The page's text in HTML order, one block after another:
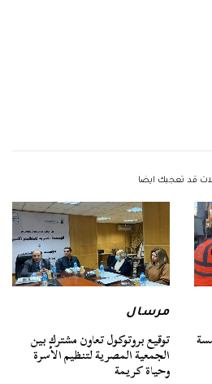
قد تعجبك ايضا
مرسال
توقيع بروتوكول تعاون مشترك بين
الجمعية المصرية لتنظيم الأسرة
وحياة كريمة